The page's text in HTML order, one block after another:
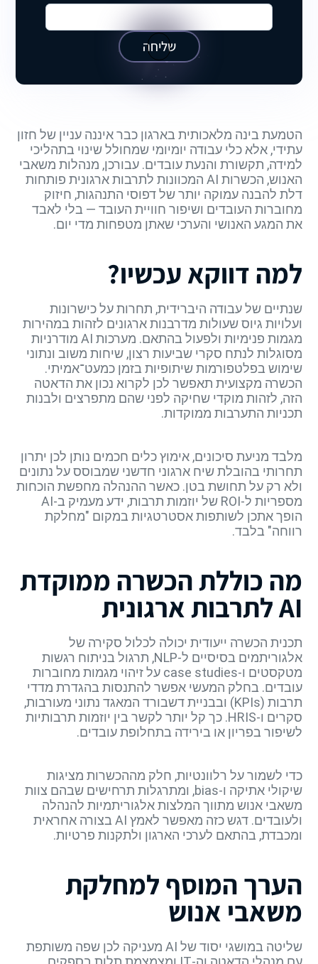
שליחה
הטמעת בינה מלאכותית בארגון כבר איננה עניין של חזון
עתידי, אלא כלי עבודה יומיומי שמחולל שינוי בתהליכי
למידה, תקשורת והנעת עובדים. עבורכן, מנהלות משאבי
האנוש, הכשרות AI המכוונות לתרבות ארגונית פותחות
דלת להבנה עמוקה יותר של דפוסי התנהגות, חיזוק
מחוברות העובדים ושיפור חוויית העובד — בלי לאבד
את המגע האנושי והערכי שאתן מטפחות מדי יום.
למה דווקא עכשיו?
שנתיים של עבודה היברידית, תחרות על כישרונות
ועלויות גיוס שעולות מדרבנות ארגונים לזהות במהירות
מגמות פנימיות ולפעול בהתאם. מערכות AI מודרניות
מסוגלות לנתח סקרי שביעות רצון, שיחות משוב ונתוני
שימוש בפלטפורמות שיתופיות בזמן כמעט־אמיתי.
הכשרה מקצועית תאפשר לכן לקרוא נכון את הדאטה
הזה, לזהות מוקדי שחיקה לפני שהם מתפרצים ולבנות
תכניות התערבות ממוקדות.
מלבד מניעת סיכונים, אימוץ כלים חכמים נותן לכן יתרון
תחרותי בהובלת שיח ארגוני חדשני שמבוסס על נתונים
ולא רק על תחושת בטן. כאשר ההנהלה מחפשת הוכחות
מספריות ל-ROI של יוזמות תרבות, ידע מעמיק ב-AI
הופך אתכן לשותפות אסטרטגיות במקום "מחלקת
רווחה" בלבד.
מה כוללת הכשרה ממוקדת
AI לתרבות ארגונית
תכנית הכשרה ייעודית יכולה לכלול סקירה של
אלגוריתמים בסיסיים ל-NLP, תרגול בניתוח רגשות
מטקסטים ו-case studies על זיהוי מגמות מחוברות
עובדים. בחלק המעשי אפשר להתנסות בהגדרת מדדי
תרבות (KPIs) ובבניית דשבורד המאגד נתוני מעורבות,
סקרים ו-HRIS. כך קל יותר לקשר בין יוזמות תרבותיות
לשיפור בפריון או בירידה בתחלופת עובדים.
כדי לשמור על רלוונטיות, חלק מההכשרות מציגות
שיקולי אתיקה ו-bias, ומתרגלות תרחישים שבהם צוות
משאבי אנוש מתווך המלצות אלגוריתמיות להנהלה
ולעובדים. דגש כזה מאפשר לאמץ AI בצורה אחראית
ומכבדת, בהתאם לערכי הארגון ולתקנות פרטיות.
הערך המוסף למחלקת
משאבי אנוש
שליטה במושגי יסוד של AI מעניקה לכן שפה משותפת